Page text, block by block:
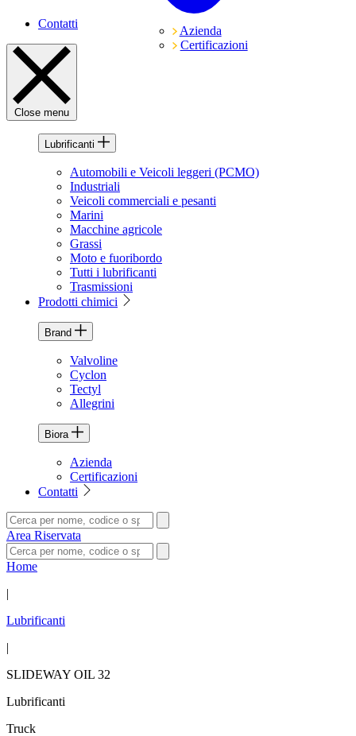
Azienda
Certificazioni
Contatti
Close menu
Lubrificanti
Automobili e Veicoli leggeri (PCMO)
Industriali
Veicoli commerciali e pesanti
Marini
Macchine agricole
Grassi
Moto e fuoribordo
Tutti i lubrificanti
Trasmissioni
Prodotti chimici
Brand
Valvoline
Cyclon
Tectyl
Allegrini
Biora
Azienda
Certificazioni
Contatti
Area Riservata
Home
|
Lubrificanti
|
SLIDEWAY OIL 32
Lubrificanti
Truck